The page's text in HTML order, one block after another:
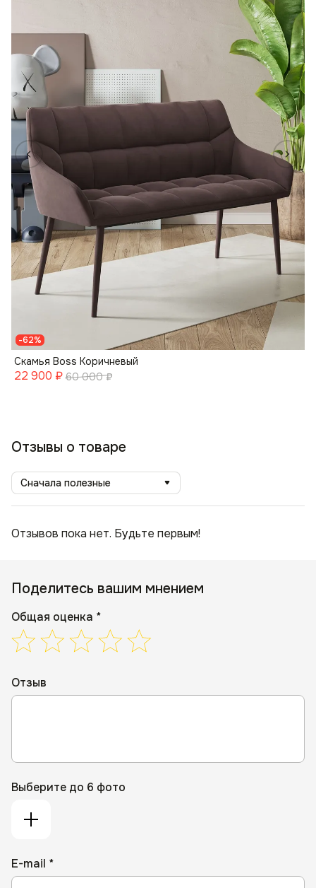
-62%
Скамья Boss Коричневый
22 900 ₽ 60 000 ₽
Отзывы о товаре
Сначала полезные
Отзывов пока нет. Будьте первым!
Поделитесь вашим мнением
Общая оценка *
Отзыв
Выберите до 6 фото
E-mail *